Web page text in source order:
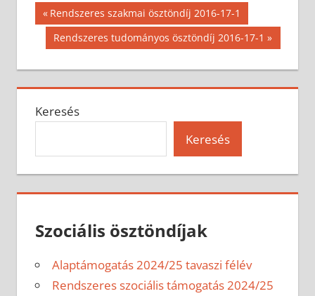
Bejegyzés
navigáció
Previous
Post:
Rendszeres szakmai ösztöndíj 2016-17-1
Next
Rendszeres tudományos ösztöndíj 2016-17-1
Keresés
Keresés
Szociális ösztöndíjak
Alaptámogatás 2024/25 tavaszi félév
Rendszeres szociális támogatás 2024/25